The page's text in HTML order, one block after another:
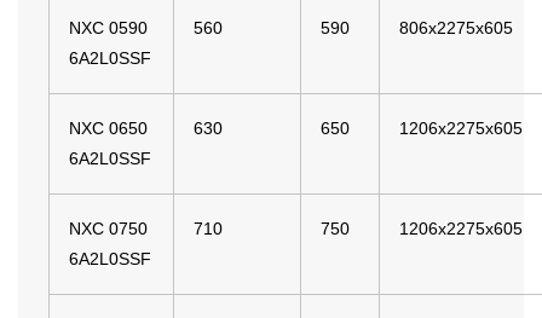
NXC 0590
6A2L0SSF
560 590 806x2275x605
NXC 0650
6A2L0SSF
630 650 1206x2275x605
NXC 0750
6A2L0SSF
710 750 1206x2275x605